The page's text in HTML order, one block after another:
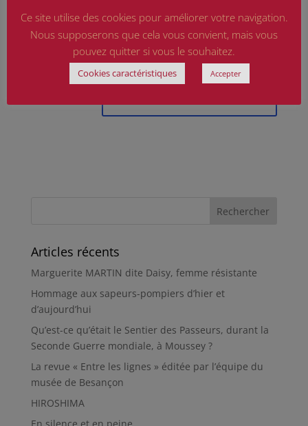
Ce site est protégé par reCAPTCHA et Google
Politique de confidentialitéetConditions d'utilisation
appliquer.
Articles récents
Marguerite MARTIN dite Daisy, femme résistante
Hommage aux sapeurs-pompiers d’hier et
d’aujourd’hui
Qu’est-ce qu’était le Sentier des Passeurs, durant la
Seconde Guerre mondiale, à Moussey ?
La revue « Entre les lignes » éditée par l’équipe du
musée de Besançon
HIROSHIMA
Ce site utilise des cookies pour améliorer votre navigation.
Nous supposerons que cela vous convient, mais vous
pouvez quitter si vous le souhaitez.
Cookies caractéristiques Accepter